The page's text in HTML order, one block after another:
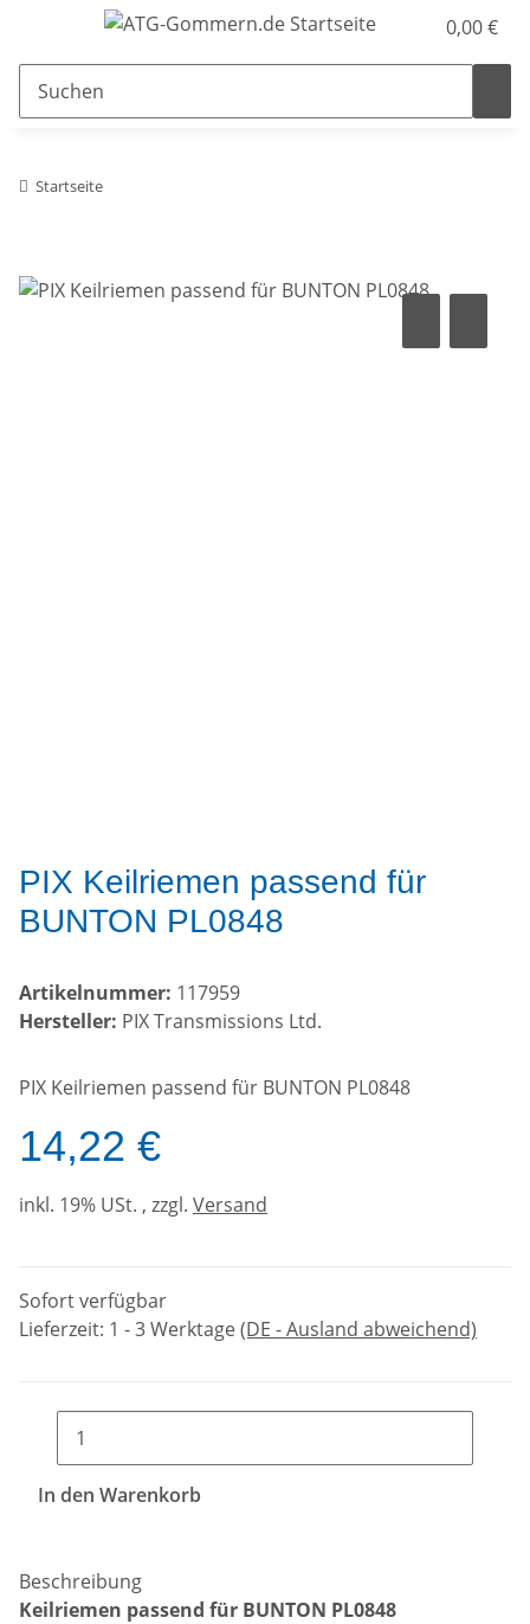
0,00 €
Startseite
PIX Keilriemen passend für
BUNTON PL0848
Artikelnummer: 117959
Hersteller: PIX Transmissions Ltd.
PIX Keilriemen passend für BUNTON PL0848
14,22 €
inkl. 19% USt. , zzgl. Versand
Sofort verfügbar
Lieferzeit: 1 - 3 Werktage(DE - Ausland abweichend)
In den Warenkorb
Beschreibung
Keilriemen passend für BUNTON PL0848